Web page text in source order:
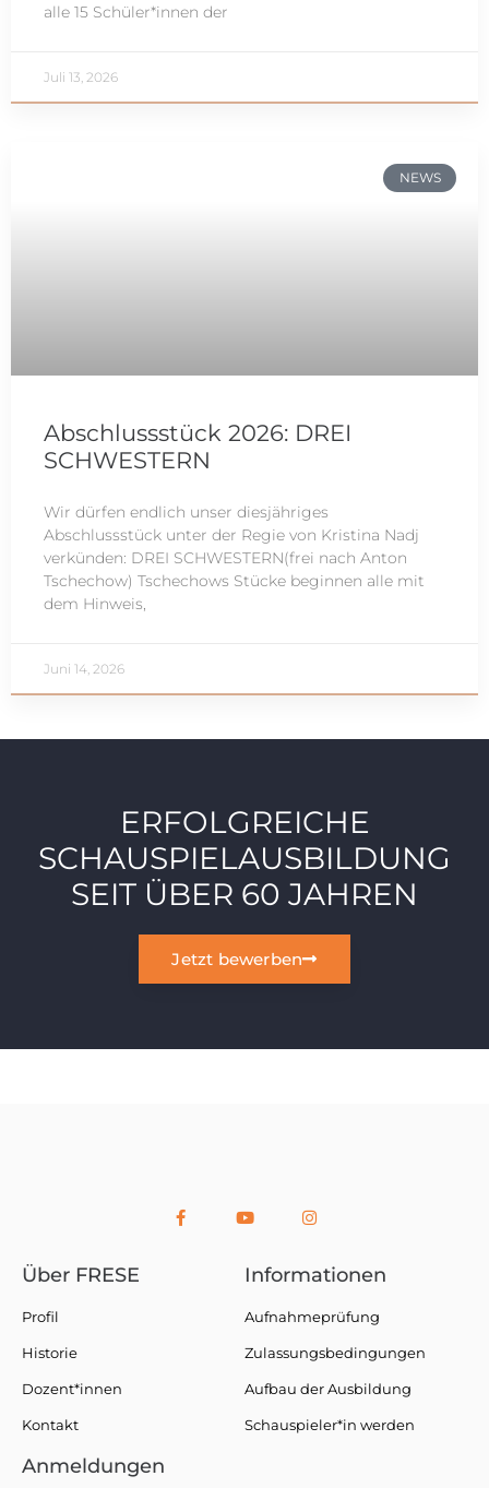
alle 15 Schüler*innen der
Juli 13, 2026
NEWS
Abschlussstück 2026: DREI
SCHWESTERN
Wir dürfen endlich unser diesjähriges
Abschlussstück unter der Regie von Kristina Nadj
verkünden: DREI SCHWESTERN(frei nach Anton
Tschechow) Tschechows Stücke beginnen alle mit
dem Hinweis,
Juni 14, 2026
ERFOLGREICHE
SCHAUSPIELAUSBILDUNG
SEIT ÜBER 60 JAHREN
Jetzt bewerben
Über FRESE
Profil
Historie
Dozent*innen
Kontakt
Informationen
Aufnahmeprüfung
Zulassungsbedingungen
Aufbau der Ausbildung
Schauspieler*in werden
Anmeldungen